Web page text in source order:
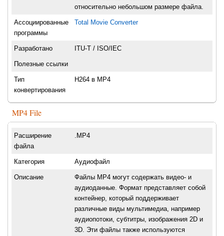
относительно небольшом размере файла.
Ассоциированные
программы
Total Movie Converter
Разработано ITU-T / ISO/IEC
Полезные ссылки
Тип
конвертирования
H264 в MP4
MP4 File
Расширение
файла
.MP4
Категория Аудиофайл
Описание
Файлы MP4 могут содержать видео- и
аудиоданные. Формат представляет собой
контейнер, который поддерживает
различные виды мультимедиа, например
аудиопотоки, субтитры, изображения 2D и
3D. Эти файлы также используются